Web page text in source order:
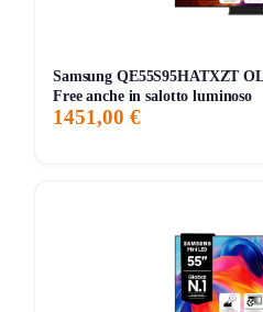
Samsung QE55S95HATXZT
Free anche in salotto luminoso
1451,00 €